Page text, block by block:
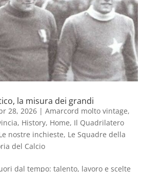
la misura dei grandi
28, 2026| Amarcord molto vintage,
, History, Home, Il Quadrilatero
nostre inchieste, Le Squadre della
del Calcio
dal tempo: talento, lavoro e scelte